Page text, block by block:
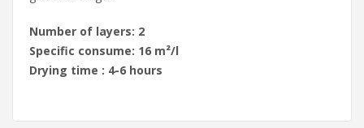
Number of layers: 2
Specific consume: 16 m²/l
Drying time : 4-6 hours